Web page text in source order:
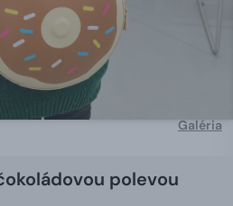
Galéria
polevou